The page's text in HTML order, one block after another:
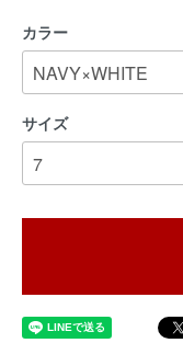
カラー
サイズ